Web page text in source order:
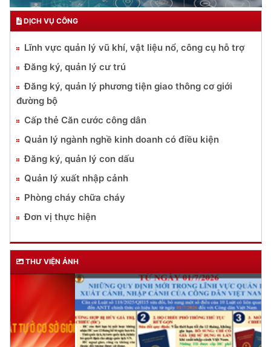
DỊCH VỤ CÔNG
Lĩnh vực quản lý vũ khí, vật liệu nổ, công cụ hỗ trợ
Đăng ký, quản lý cư trú
Đăng ký, quản lý phương tiện giao thông cơ giới
đường bộ
Cấp thẻ Căn cước công dân
Quản lý ngành nghề kinh doanh có điều kiện
Đăng ký, quản lý con dấu
Quản lý xuất nhập cảnh
Phòng cháy chữa cháy
Đơn vị thực hiện
THƯ VIỆN ẢNH